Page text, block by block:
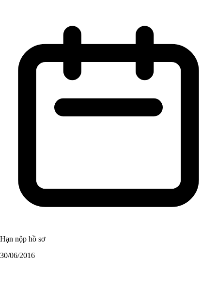
Hạn nộp hồ sơ
30/06/2016